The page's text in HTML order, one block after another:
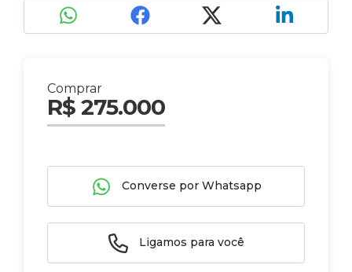
Comprar
R$ 275.000
Converse por Whatsapp
Ligamos para você